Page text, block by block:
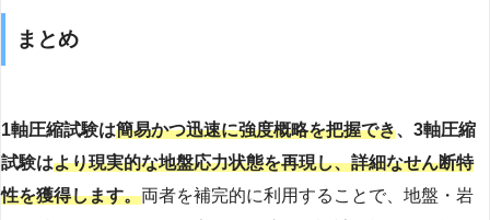
まとめ
1軸圧縮試験は簡易かつ迅速に強度概略を把握でき、3軸圧縮
試験はより現実的な地盤応力状態を再現し、詳細なせん断特
性を獲得します。両者を補完的に利用することで、地盤・岩